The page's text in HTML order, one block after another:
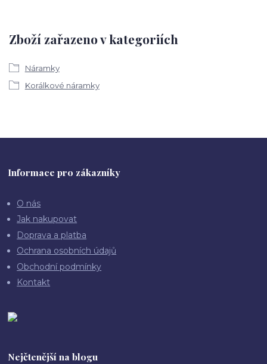
Zboží zařazeno v kategoriích
Náramky
Korálkové náramky
Informace pro zákazníky
O nás
Jak nakupovat
Doprava a platba
Ochrana osobních údajů
Obchodní podmínky
Kontakt
Nejčtenější na blogu